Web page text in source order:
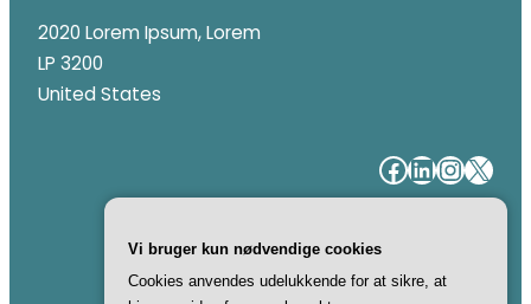
2020 Lorem Ipsum, Lorem
LP 3200
United States
####
Vi bruger kun nødvendige cookies
Cookies anvendes udelukkende for at sikre, at